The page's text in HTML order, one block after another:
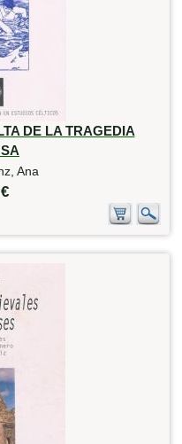
DE LA TRAGEDIA
Ana